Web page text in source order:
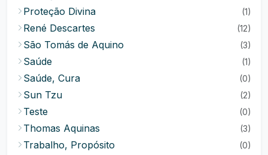
Proteção Divina (1)
René Descartes (12)
São Tomás de Aquino (3)
Saúde (1)
Saúde, Cura (0)
Sun Tzu (2)
Teste (0)
Thomas Aquinas (3)
Trabalho, Propósito (0)